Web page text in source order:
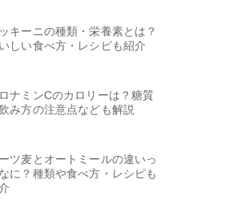
キーニの種類・栄養素とは？
しい食べ方・レシピも紹介
ナミンCのカロリーは？糖質
み方の注意点なども解説
ツ麦とオートミールの違いっ
に？種類や食べ方・レシピも